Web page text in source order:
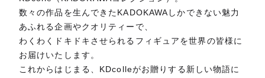
数々の作品を生んできたKADOKAWAしかできない魅力
あふれる企画やクオリティーで、
わくわくドキドキさせられるフィギュアを世界の皆様に
お届けいたします。
これからはじまる、KDcolleがお贈りする新しい物語に